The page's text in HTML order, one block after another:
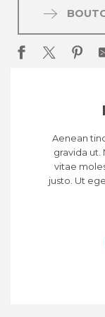
Aenean
gravida ut.
vitae
justo. Ut